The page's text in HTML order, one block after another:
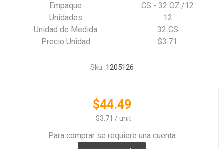
Empaque
CS - 32 OZ./12
Unidades
12
Unidad de Medida
32 CS
Precio Unidad
$3.71
Sku: 1205126
$44.49
‏‏‎ ‎‏‏‎ ‎$3.71 / unit
Para comprar se requiere una cuenta